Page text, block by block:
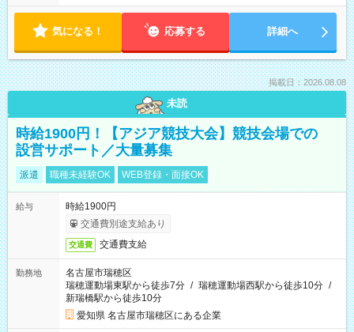
気になる！ 応募する 詳細へ
掲載日：2026.08.08
未読
時給1900円！【アジア競技大会】競技会場での
設営サポート／大量募集
派遣 職種未経験OK WEB登録・面接OK
給与
時給1900円
交通費別途支給あり
交通費 交通費支給
勤務地
名古屋市瑞穂区
瑞穂運動場東駅から徒歩7分 / 瑞穂運動場西駅から徒歩10分 /
新瑞橋駅から徒歩10分
愛知県 名古屋市瑞穂区にある企業